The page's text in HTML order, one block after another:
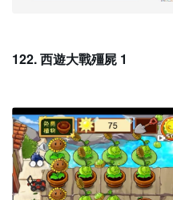
122. 西遊大戰殭屍 1